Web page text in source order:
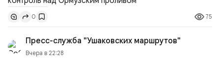
доли контроля (75 на 25). Было: Ранее Иран и Оман
контролировали пролив на паритетных началах —
50/50. Стало: Новое соглашение закрепляет за
Ираном...
0 75
Пресс-служба "Ушаковских маршрутов"
Вчера в 22:28